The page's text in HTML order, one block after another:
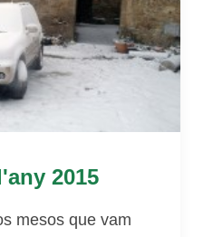
2015
mesos que vam